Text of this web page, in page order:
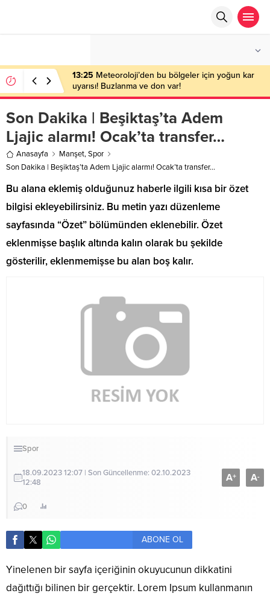
13:25 Meteoroloji’den bu bölgeler için yoğun kar
uyarısı! Buzlanma ve don var!
Son Dakika | Beşiktaş’ta Adem
Ljajic alarmı! Ocak’ta transfer…
Anasayfa Manşet,Spor
Son Dakika | Beşiktaş’ta Adem Ljajic alarmı! Ocak’ta transfer…
Bu alana eklemiş olduğunuz haberle ilgili kısa bir özet
bilgisi ekleyebilirsiniz. Bu metin yazı düzenleme
sayfasında “Özet” bölümünden eklenebilir. Özet
eklenmişse başlık altında kalın olarak bu şekilde
gösterilir, eklenmemişse bu alan boş kalır.
Spor
18.09.2023 12:07 | Son Güncellenme: 02.10.2023
12:48
0
A+ A-
ABONE OL
Yinelenen bir sayfa içeriğinin okuyucunun dikkatini
dağıttığı bilinen bir gerçektir. Lorem Ipsum kullanmanın